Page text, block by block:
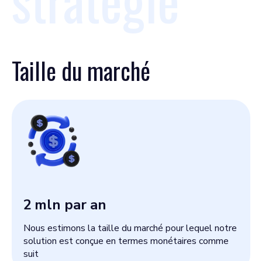
Taille du marché
2 mln par an
Nous estimons la taille du marché pour lequel notre
solution est conçue en termes monétaires comme
suit